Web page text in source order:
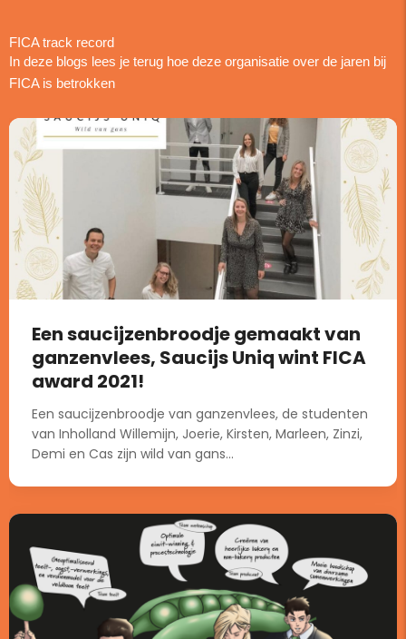
FICA track record
In deze blogs lees je terug hoe deze organisatie over de jaren bij
FICA is betrokken
Een saucijzenbroodje gemaakt van
ganzenvlees, Saucijs Uniq wint FICA
award 2021!
Een saucijzenbroodje van ganzenvlees, de studenten
van Inholland Willemijn, Joerie, Kirsten, Marleen, Zinzi,
Demi en Cas zijn wild van gans...